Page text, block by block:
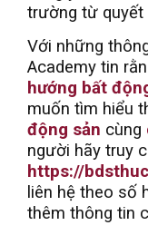
trường từ quyết
Với những
Academy tin
hướng bất
muốn tìm hiểu
động sản cùng
người hãy truy
https://
liên hệ theo số
thêm thông tin